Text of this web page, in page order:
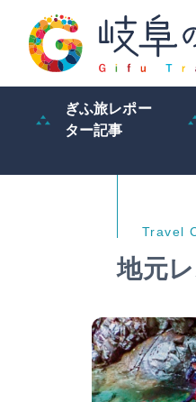
ぎふ旅レポー
ター記事
地元